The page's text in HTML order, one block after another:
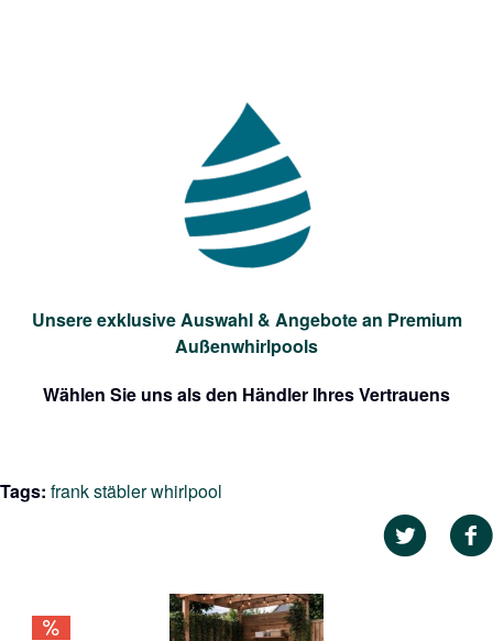
Unsere exklusive Auswahl & Angebote an Premium
Außenwhirlpools
Wählen Sie uns als den Händler Ihres Vertrauens
Tags: frank stäbler whirlpool